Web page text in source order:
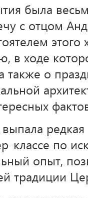
была
с отцом
в ходе
также о
классе по
опыт,
традиции